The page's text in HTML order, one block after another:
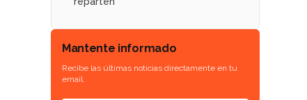
Mantente informado
Recibe las últimas noticias directamente en tu
email.